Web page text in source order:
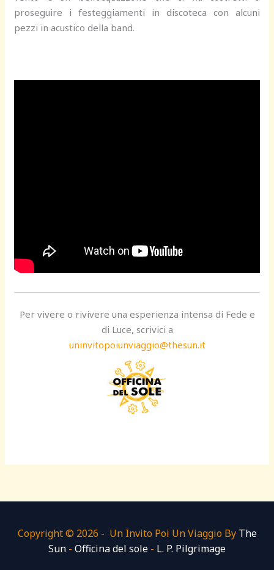
proseguire i festeggiamenti in discoteca con alcuni
pezzi in acustico della band.
Per vivere o rivivere una esperienza intensa di Fede e
di Luce, scrivici a
uninvitopoiunviaggio@thesun.it
Copyright © 2026 - Un Invito Poi Un Viaggio By The
Sun - Officina del sole - L. P. Pilgrimage